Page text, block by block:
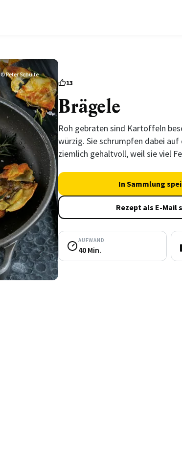
© Peter Schulte
13
Brägele
Roh gebraten sind Kartoffeln
würzig. Sie schrumpfen dabei
ziemlich gehaltvoll, weil sie viel
In Sammlung
Rezept als E-Mail
AUFWAND
40 Min.